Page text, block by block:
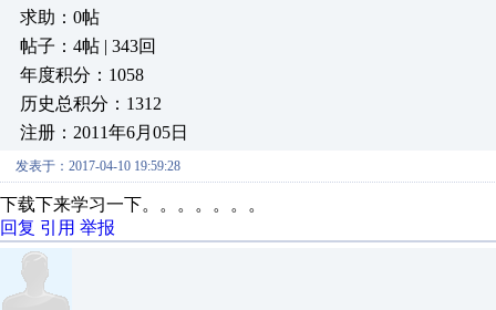
求助：0帖
帖子：4帖 | 343回
年度积分：1058
历史总积分：1312
注册：2011年6月05日
发表于：2017-04-10 19:59:28
下载下来学习一下。。。。。。。
回复 引用 举报